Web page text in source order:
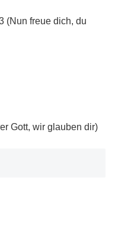
(Nun freue dich, du
Gott, wir glauben dir)